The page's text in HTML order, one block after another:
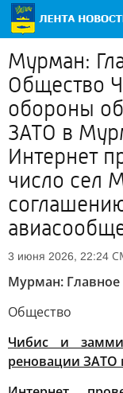
Мурман:
Общество
обороны
ЗАТО в
Интернет
число сел
3 июня 2026, 22:24
Мурман: Главное
Общество
Чибис и
реновации ЗАТО